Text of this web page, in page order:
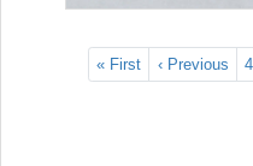
« First ‹ Previous 4